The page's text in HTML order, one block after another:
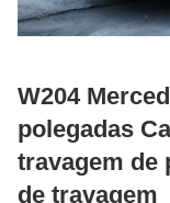
W204
polegadas
travagem de
de travagem